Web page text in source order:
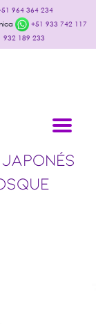
964 364 234
+51 933 742 117
932 189 233